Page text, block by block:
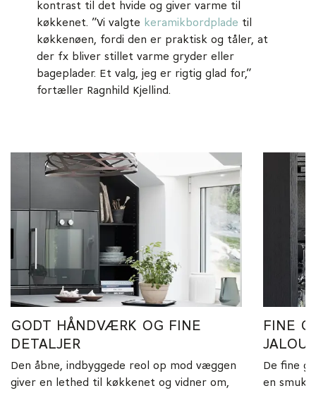
kontrast til det hvide og giver varme til
køkkenet. ”Vi valgte keramikbordplade til
køkkenøen, fordi den er praktisk og tåler, at
der fx bliver stillet varme gryder eller
bageplader. Et valg, jeg er rigtig glad for,”
fortæller Ragnhild Kjellind.
GODT HÅNDVÆRK OG FINE
DETALJER
Den åbne, indbyggede reol op mod væggen
giver en lethed til køkkenet og vidner om,
FINE
De fine
en smuk